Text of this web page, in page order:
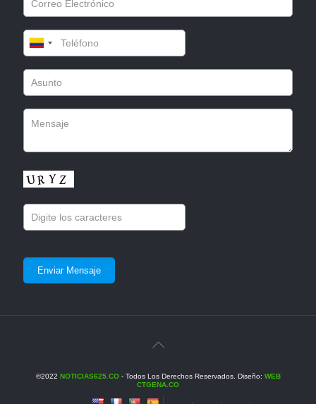
©2022 NOTICIAS625.CO- Todos Los Derechos Reservados. Diseño: WEB
CTGENA.CO